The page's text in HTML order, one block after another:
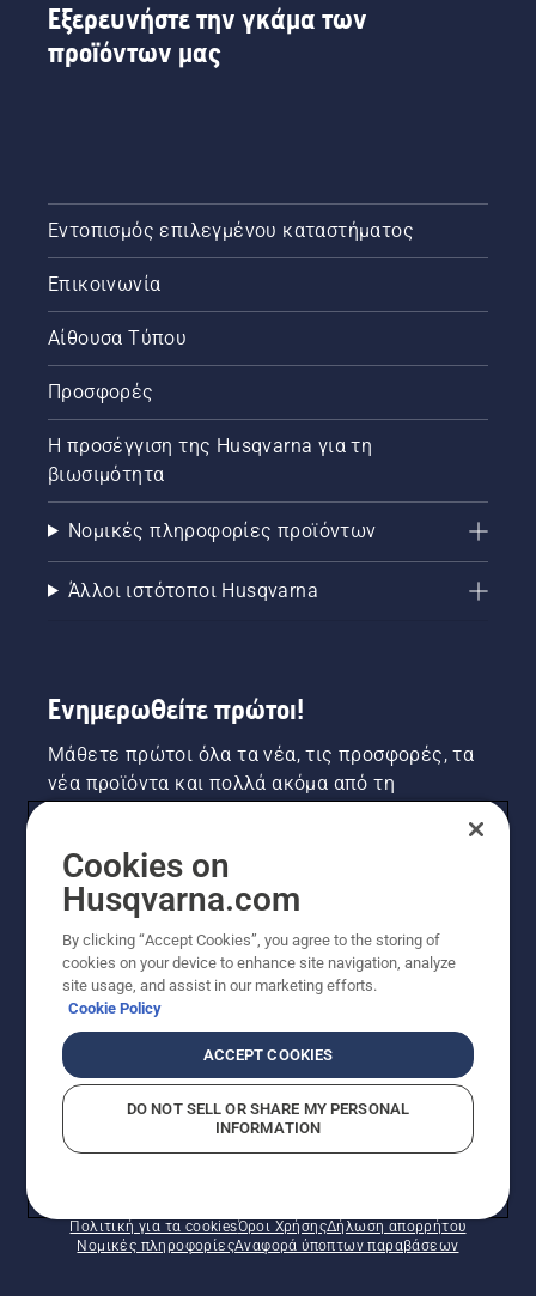
Εξερευνήστε την γκάμα των
προϊόντων μας
Εντοπισμός επιλεγμένου καταστήματος
Επικοινωνία
Αίθουσα Τύπου
Προσφορές
Η προσέγγιση της Husqvarna για τη
βιωσιμότητα
Νομικές πληροφορίες προϊόντων
Άλλοι ιστότοποι Husqvarna
Ενημερωθείτε πρώτοι!
Μάθετε πρώτοι όλα τα νέα, τις προσφορές, τα
νέα προϊόντα και πολλά ακόμα από τη
ΕΓΓΡΑΦΉ ΣΤΟ ΕΝΗΜΕΡΩΤΙΚΌ ΔΕΛΤΊΟ
© Husqvarna AB (δημοσ.) Με την επιφύλαξη παντός
Πολιτική για τα cookiesΌροι ΧρήσηςΔήλωση απορρήτου
Νομικές πληροφορίεςΑναφορά ύποπτων παραβάσεων
Cookies on
Husqvarna.com
By clicking “Accept Cookies”, you agree to the storing of
cookies on your device to enhance site navigation, analyze
site usage, and assist in our marketing efforts.
Cookie Policy
ACCEPT COOKIES
DO NOT SELL OR SHARE MY PERSONAL
INFORMATION